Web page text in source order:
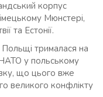
корпус
Мюнстері,
та Естонії.
Польщі трималася на
у польському
що цього вже
великого конфлікту